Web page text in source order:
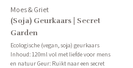
Moes & Griet
(Soja) Geurkaars | Secret
Garden
Ecologische (vegan, soja) geurkaars
Inhoud: 120ml vol met liefde voor mens
en natuur Geur: Ruikt naar een secret